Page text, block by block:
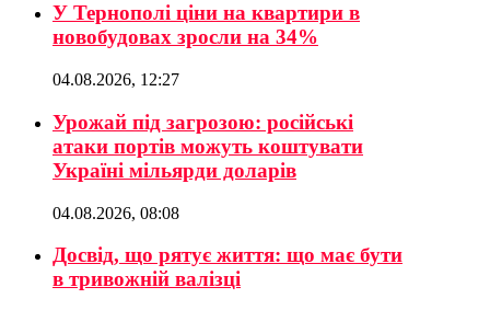
У Тернополі ціни на квартири в
новобудовах зросли на 34%
04.08.2026, 12:27
Урожай під загрозою: російські
атаки портів можуть коштувати
Україні мільярди доларів
04.08.2026, 08:08
Досвід, що рятує життя: що має бути
в тривожній валізці